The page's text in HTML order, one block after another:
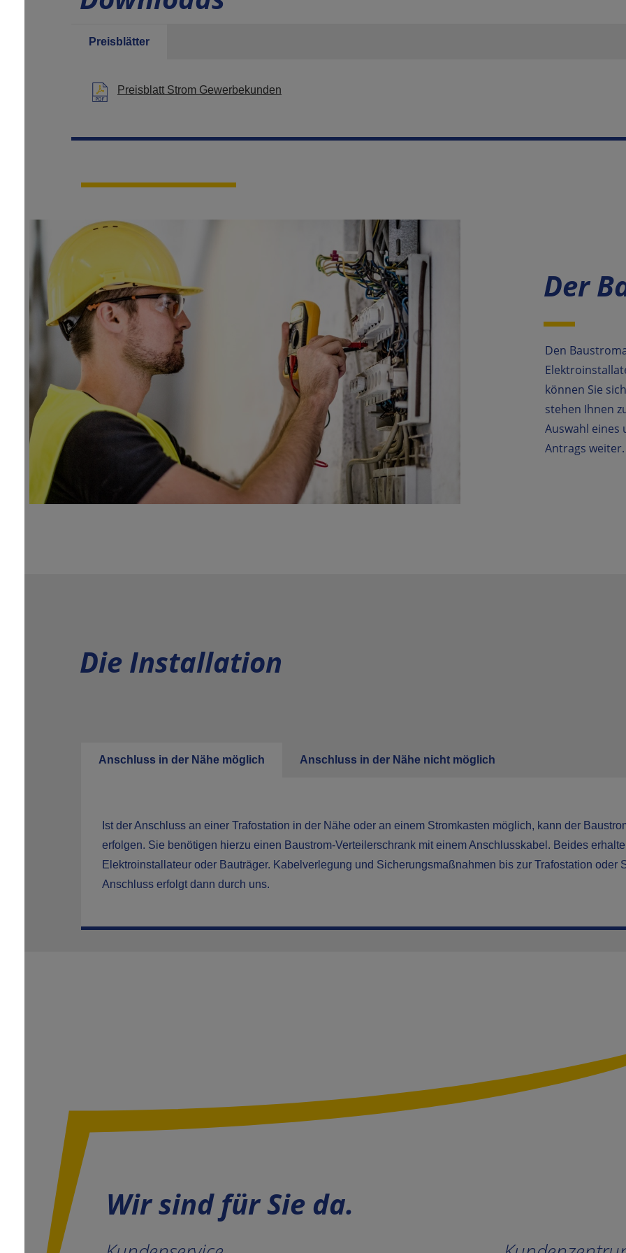
Preisblätter
Preisblatt Strom Gewerbekunden
Der
Den
können Sie
stehen Ihnen
Auswahl
Antrags
Die Installation
Anschluss in der Nähe möglich Anschluss in der Nähe nicht möglich
Ist der Anschluss an einer Trafostation in der Nähe oder an einem Stromkasten möglich, kann der
erfolgen. Sie benötigen hierzu einen Baustrom-Verteilerschrank mit einem Anschlusskabel. Beides
Elektroinstallateur oder Bauträger. Kabelverlegung und Sicherungsmaßnahmen bis zur Trafostation oder
Anschluss erfolgt dann durch uns.
Wir sind für Sie da.